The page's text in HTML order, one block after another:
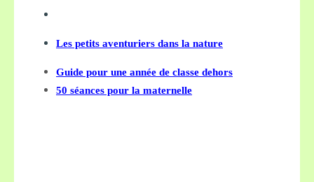
Les petits aventuriers dans la nature
Guide pour une année de classe dehors
50 séances pour la maternelle